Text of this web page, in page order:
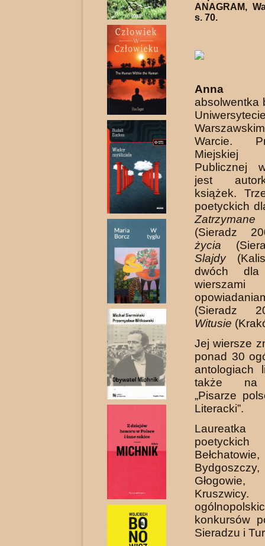
ANAGRAM,
s. 70.
Anna
absolwentka
Warcie.
Miejskiej
Publicznej
jest
książek.
poetyckich
(Sieradz
życia
Slajdy
dwóch
(Sieradz
Witusie
Jej wiersze
ponad 30
antologiach
także na
„Pisarze
Literacki”.
Laureatka
Bełchatowie,
konkursów
Sieradzu i